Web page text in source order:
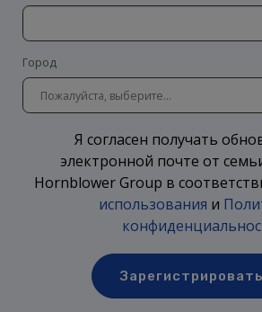
Город
Я согласен получать
электронной почте от
Hornblower Group в
использования и